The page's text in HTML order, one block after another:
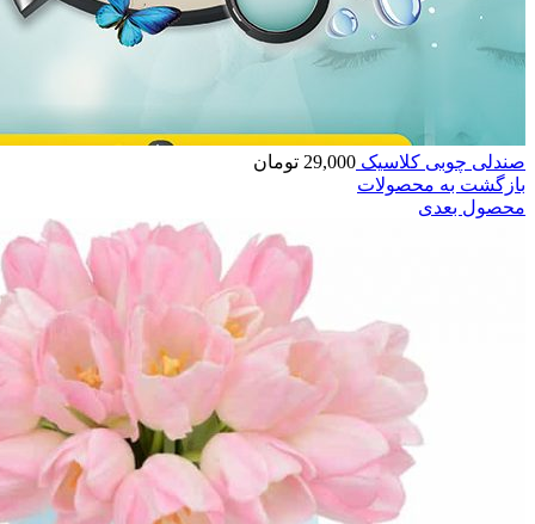
صندلی چوبی کلاسیک 29,000 تومان
بازگشت به محصولات
محصول بعدی